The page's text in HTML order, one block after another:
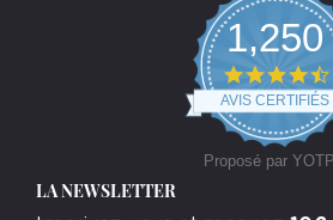
1,250
AVIS CERTIFIÉS
Proposé par
LA NEWSLETTER